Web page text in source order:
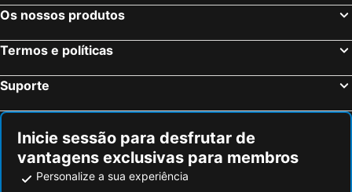
Os nossos produtos
Termos e políticas
Suporte
Inicie sessão para desfrutar de
vantagens exclusivas para membros
Personalize a sua experiência